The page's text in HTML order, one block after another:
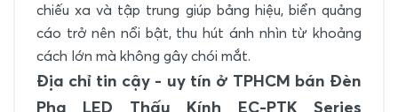
chiếu xa và tập trung giúp bảng hiệu, biển quảng
cáo trở nên nổi bật, thu hút ánh nhìn từ khoảng
cách lớn mà không gây chói mắt.
Địa chỉ tin cậy - uy tín ở TPHCM bán Đèn
Pha LED Thấu Kính EC-PTK Series